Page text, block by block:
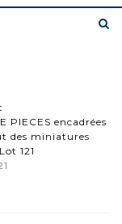
PIECES encadrées
des miniatures
121